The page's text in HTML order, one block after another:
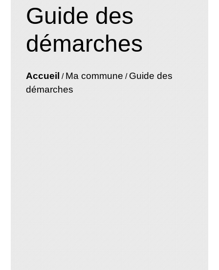
Guide des
démarches
Accueil / Ma commune / Guide des
démarches